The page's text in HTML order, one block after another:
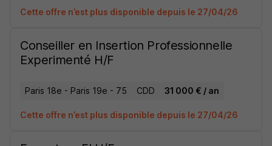
Cette offre n’est plus disponible depuis le 27/04/26
Conseiller en Insertion Professionnelle
Experimenté H/F
Paris 18e - Paris 19e - 75 CDD 31 000 € / an
Cette offre n’est plus disponible depuis le 27/04/26